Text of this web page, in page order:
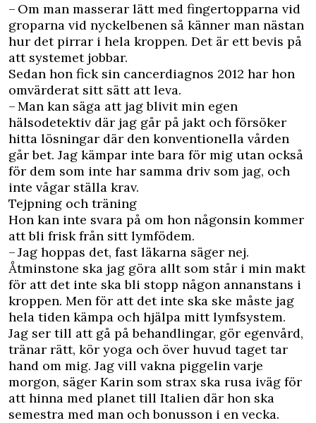
– Om man masserar lätt med fingertopparna vid
groparna vid nyckelbenen så känner man nästan
hur det pirrar i hela kroppen. Det är ett bevis på
att systemet jobbar.
Sedan hon fick sin cancerdiagnos 2012 har hon
omvärderat sitt sätt att leva.
– Man kan säga att jag blivit min egen
hälsodetektiv där jag går på jakt och försöker
hitta lösningar där den konventionella vården
går bet. Jag kämpar inte bara för mig utan också
för dem som inte har samma driv som jag, och
inte vågar ställa krav.
Tejpning och träning
Hon kan inte svara på om hon någonsin kommer
att bli frisk från sitt lymfödem.
– Jag hoppas det, fast läkarna säger nej.
Åtminstone ska jag göra allt som står i min makt
för att det inte ska bli stopp någon annanstans i
kroppen. Men för att det inte ska ske måste jag
hela tiden kämpa och hjälpa mitt lymfsystem.
Jag ser till att gå på behandlingar, gör egenvård,
tränar rätt, kör yoga och över huvud taget tar
hand om mig. Jag vill vakna piggelin varje
morgon, säger Karin som strax ska rusa iväg för
att hinna med planet till Italien där hon ska
semestra med man och bonusson i en vecka.